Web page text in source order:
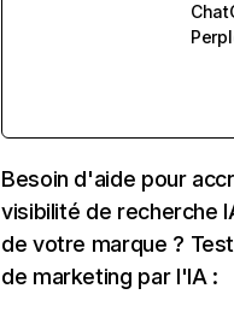
Besoin d'aide pour
visibilité de recherche
de votre marque ?
de marketing par l'IA :